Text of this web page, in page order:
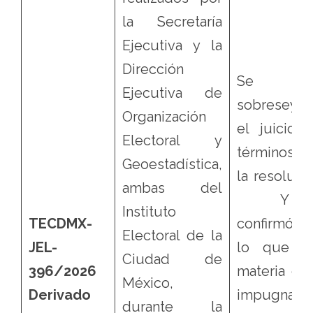
TECDMX-
JEL-
396/2026
Derivado
la Secretaría
Ejecutiva y la
Dirección
Ejecutiva de
Organización
Electoral y
Geoestadística,
ambas del
Instituto
Electoral de la
Ciudad de
México,
durante la
Se
sobreseyó
el juicio,
términos
la
Y
confirmó,
lo que
materia de